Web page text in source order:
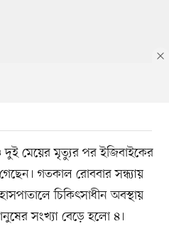
দুই মেয়ের মৃত্যুর পর ইজিবাইকের
গতকাল রোববার সন্ধ্যায়
চিকিৎসাধীন অবস্থায়
সংখ্যা বেড়ে হলো ৪।